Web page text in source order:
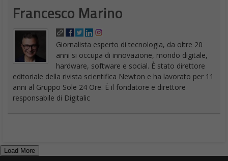
Francesco Marino
Giornalista esperto di tecnologia, da oltre 20
anni si occupa di innovazione, mondo digitale,
hardware, software e social. È stato direttore
editoriale della rivista scientifica Newton e ha lavorato per 11
anni al Gruppo Sole 24 Ore. È il fondatore e direttore
responsabile di Digitalic
Load More